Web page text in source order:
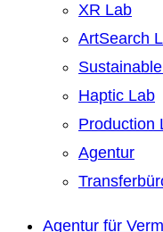
XR Lab
ArtSearch
Haptic Lab
Production
Agentur
Agentur für